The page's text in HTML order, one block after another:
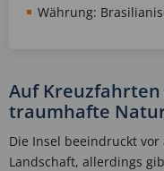
Währung:
Auf
traumhafte
Die Insel beeindruckt
Landschaft, allerdings